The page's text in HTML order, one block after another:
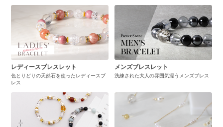
レディースブレスレット
色とりどりの天然石を使ったレディースブ
レス
メンズブレスレット
洗練された大人の雰囲気漂うメンズブレス